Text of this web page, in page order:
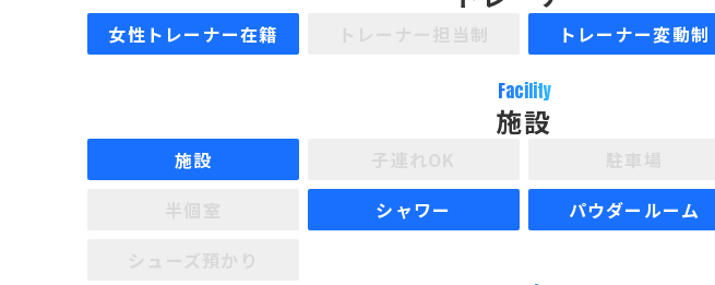
女性トレーナー在籍 トレーナー変動制
Facility
施設
施設
シャワー パウダールーム